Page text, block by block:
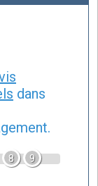
dans
8 9